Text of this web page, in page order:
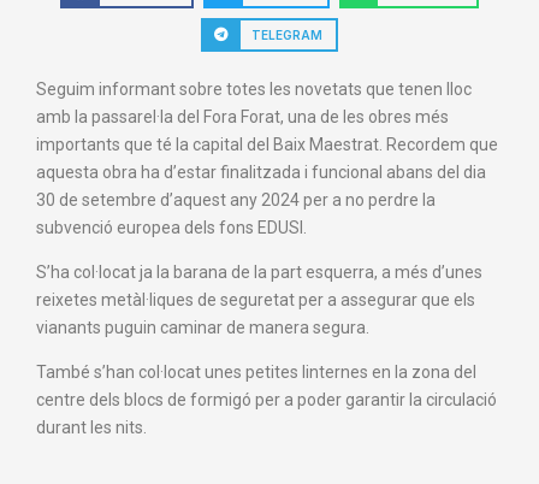
TELEGRAM
Seguim informant sobre totes les novetats que tenen lloc
amb la passarel·la del Fora Forat, una de les obres més
importants que té la capital del Baix Maestrat. Recordem que
aquesta obra ha d’estar finalitzada i funcional abans del dia
30 de setembre d’aquest any 2024 per a no perdre la
subvenció europea dels fons EDUSI.
S’ha col·locat ja la barana de la part esquerra, a més d’unes
reixetes metàl·liques de seguretat per a assegurar que els
vianants puguin caminar de manera segura.
També s’han col·locat unes petites linternes en la zona del
centre dels blocs de formigó per a poder garantir la circulació
durant les nits.